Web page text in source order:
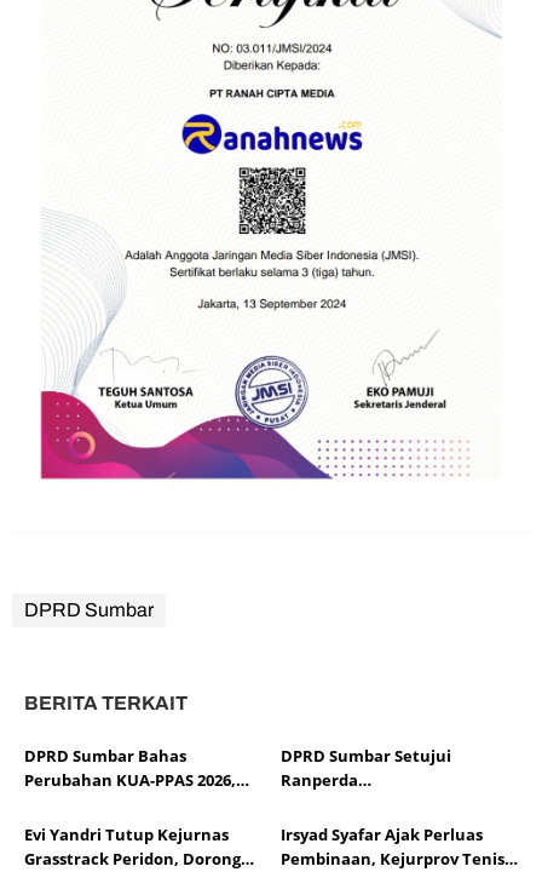
DPRD Sumbar
BERITA TERKAIT
DPRD Sumbar Bahas
Perubahan KUA-PPAS 2026,
Dinamika Fiskal dan Ekonomi
Daerah
DPRD Sumbar Setujui
Ranperda
2025, Soroti Efektivitas
Kinerja Fiskal
Evi Yandri Tutup Kejurnas
Grasstrack Peridon, Dorong
Irsyad Syafar Ajak Perluas
Pembinaan, Kejurprov Tenis